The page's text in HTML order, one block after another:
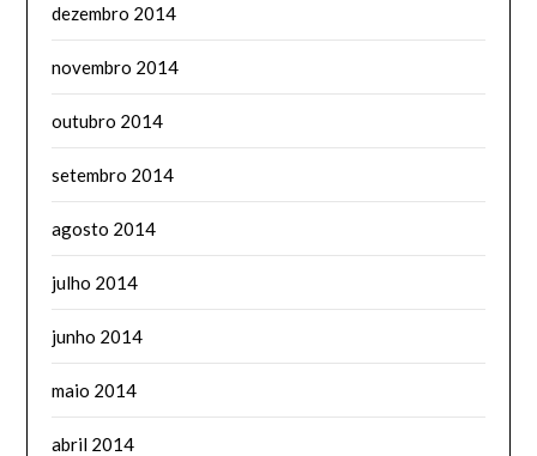
dezembro 2014
novembro 2014
outubro 2014
setembro 2014
agosto 2014
julho 2014
junho 2014
maio 2014
abril 2014